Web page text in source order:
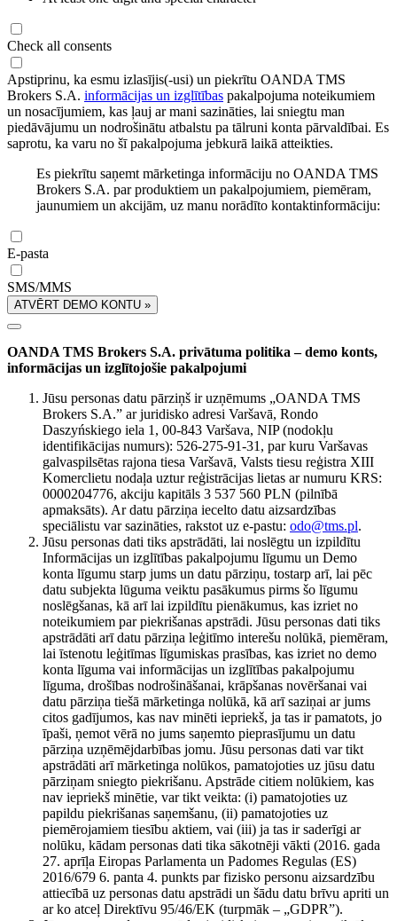
Check all consents
Apstiprinu, ka esmu izlasījis(-usi) un piekrītu OANDA TMS
Brokers S.A. informācijas un izglītības pakalpojuma noteikumiem
un nosacījumiem, kas ļauj ar mani sazināties, lai sniegtu man
piedāvājumu un nodrošinātu atbalstu pa tālruni konta pārvaldībai. Es
saprotu, ka varu no šī pakalpojuma jebkurā laikā atteikties.
Es piekrītu saņemt mārketinga informāciju no OANDA TMS
Brokers S.A. par produktiem un pakalpojumiem, piemēram,
jaunumiem un akcijām, uz manu norādīto kontaktinformāciju:
E-pasta
SMS/MMS
ATVĒRT DEMO KONTU »
OANDA TMS Brokers S.A. privātuma politika – demo konts,
informācijas un izglītojošie pakalpojumi
Jūsu personas datu pārziņš ir uzņēmums „OANDA TMS
Brokers S.A.” ar juridisko adresi Varšavā, Rondo
Daszyńskiego iela 1, 00-843 Varšava, NIP (nodokļu
identifikācijas numurs): 526-275-91-31, par kuru Varšavas
galvaspilsētas rajona tiesa Varšavā, Valsts tiesu reģistra XIII
Komerclietu nodaļa uztur reģistrācijas lietas ar numuru KRS:
0000204776, akciju kapitāls 3 537 560 PLN (pilnībā
apmaksāts). Ar datu pārziņa iecelto datu aizsardzības
speciālistu var sazināties, rakstot uz e-pastu: odo@tms.pl.
Jūsu personas dati tiks apstrādāti, lai noslēgtu un izpildītu
Informācijas un izglītības pakalpojumu līgumu un Demo
konta līgumu starp jums un datu pārziņu, tostarp arī, lai pēc
datu subjekta lūguma veiktu pasākumus pirms šo līgumu
noslēgšanas, kā arī lai izpildītu pienākumus, kas izriet no
noteikumiem par piekrišanas apstrādi. Jūsu personas dati tiks
apstrādāti arī datu pārziņa leģitīmo interešu nolūkā, piemēram,
lai īstenotu leģitīmas līgumiskas prasības, kas izriet no demo
konta līguma vai informācijas un izglītības pakalpojumu
līguma, drošības nodrošināšanai, krāpšanas novēršanai vai
datu pārziņa tiešā mārketinga nolūkā, kā arī saziņai ar jums
citos gadījumos, kas nav minēti iepriekš, ja tas ir pamatots, jo
īpaši, ņemot vērā no jums saņemto pieprasījumu un datu
pārziņa uzņēmējdarbības jomu. Jūsu personas dati var tikt
apstrādāti arī mārketinga nolūkos, pamatojoties uz jūsu datu
pārziņam sniegto piekrišanu. Apstrāde citiem nolūkiem, kas
nav iepriekš minētie, var tikt veikta: (i) pamatojoties uz
papildu piekrišanas saņemšanu, (ii) pamatojoties uz
piemērojamiem tiesību aktiem, vai (iii) ja tas ir saderīgi ar
nolūku, kādam personas dati tika sākotnēji vākti (2016. gada
27. aprīļa Eiropas Parlamenta un Padomes Regulas (ES)
2016/679 6. panta 4. punkts par fizisko personu aizsardzību
attiecībā uz personas datu apstrādi un šādu datu brīvu apriti un
ar ko atceļ Direktīvu 95/46/EK (turpmāk – „GDPR”).